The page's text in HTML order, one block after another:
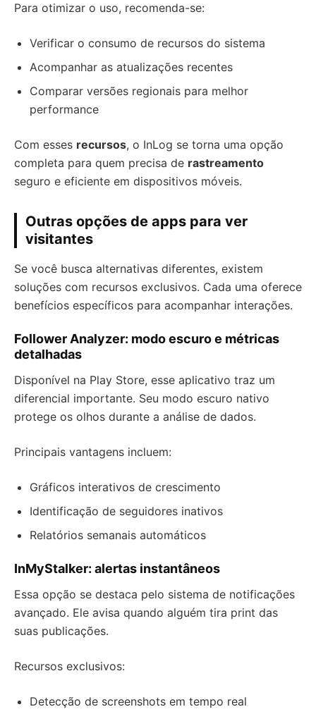
Para otimizar o uso, recomenda-se:
Verificar o consumo de recursos do sistema
Acompanhar as atualizações recentes
Comparar versões regionais para melhor
performance
Com esses recursos, o InLog se torna uma opção
completa para quem precisa de rastreamento
seguro e eficiente em dispositivos móveis.
Outras opções de apps para ver
visitantes
Se você busca alternativas diferentes, existem
soluções com recursos exclusivos. Cada uma oferece
benefícios específicos para acompanhar interações.
Follower Analyzer: modo escuro e métricas
detalhadas
Disponível na Play Store, esse aplicativo traz um
diferencial importante. Seu modo escuro nativo
protege os olhos durante a análise de dados.
Principais vantagens incluem:
Gráficos interativos de crescimento
Identificação de seguidores inativos
Relatórios semanais automáticos
InMyStalker: alertas instantâneos
Essa opção se destaca pelo sistema de notificações
avançado. Ele avisa quando alguém tira print das
suas publicações.
Recursos exclusivos:
Detecção de screenshots em tempo real